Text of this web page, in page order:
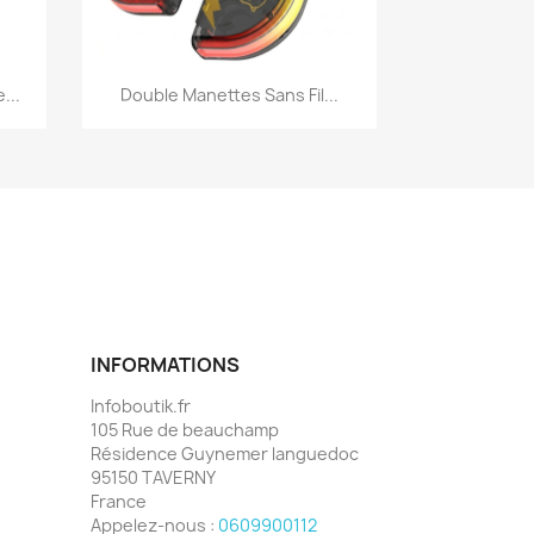
Aperçu rapide
Double Manettes Sans Fil...
INFORMATIONS
Infoboutik.fr
105 Rue de beauchamp
Résidence Guynemer languedoc
95150 TAVERNY
France
Appelez-nous : 0609900112